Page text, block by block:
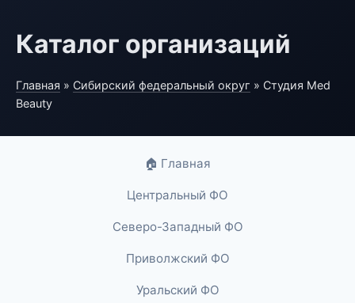
Каталог организаций
Главная » Сибирский федеральный округ » Студия Med
Beauty
🏠 Главная
Центральный ФО
Северо-Западный ФО
Приволжский ФО
Уральский ФО